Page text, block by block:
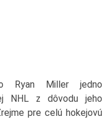
Ryan Miller jedno
NHL z dôvodu jeho
pre celú hokejovú